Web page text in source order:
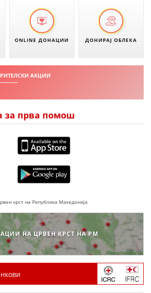
ONLINE ДОНАЦИИ ДОНИРАЈ ОБЛЕКА
АКЦИИ
за прва помош
крст на Република Македонија
НА ЦРВЕН КРСТ НА РМ